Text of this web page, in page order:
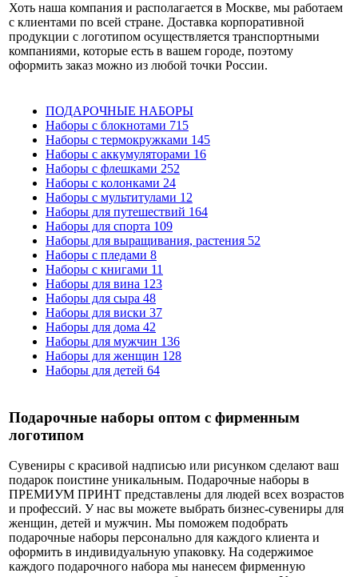
Хоть наша компания и располагается в Москве, мы работаем
с клиентами по всей стране. Доставка корпоративной
продукции с логотипом осуществляется транспортными
компаниями, которые есть в вашем городе, поэтому
оформить заказ можно из любой точки России.
ПОДАРОЧНЫЕ НАБОРЫ
Наборы с блокнотами 715
Наборы с термокружками 145
Наборы с аккумуляторами 16
Наборы с флешками 252
Наборы с колонками 24
Наборы с мультитулами 12
Наборы для путешествий 164
Наборы для спорта 109
Наборы для выращивания, растения 52
Наборы с пледами 8
Наборы с книгами 11
Наборы для вина 123
Наборы для сыра 48
Наборы для виски 37
Наборы для дома 42
Наборы для мужчин 136
Наборы для женщин 128
Наборы для детей 64
Подарочные наборы оптом с фирменным
логотипом
Сувениры с красивой надписью или рисунком сделают ваш
подарок поистине уникальным. Подарочные наборы в
ПРЕМИУМ ПРИНТ представлены для людей всех возрастов
и профессий. У нас вы можете выбрать бизнес-сувениры для
женщин, детей и мужчин. Мы поможем подобрать
подарочные наборы персонально для каждого клиента и
оформить в индивидуальную упаковку. На содержимое
каждого подарочного набора мы нанесем фирменную